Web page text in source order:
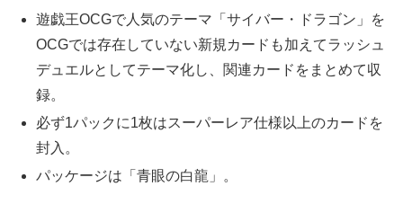
遊戯王OCGで人気のテーマ「サイバー・ドラゴン」を
OCGでは存在していない新規カードも加えてラッシュ
デュエルとしてテーマ化し、関連カードをまとめて収
録。
必ず1パックに1枚はスーパーレア仕様以上のカードを
封入。
パッケージは「青眼の白龍」。